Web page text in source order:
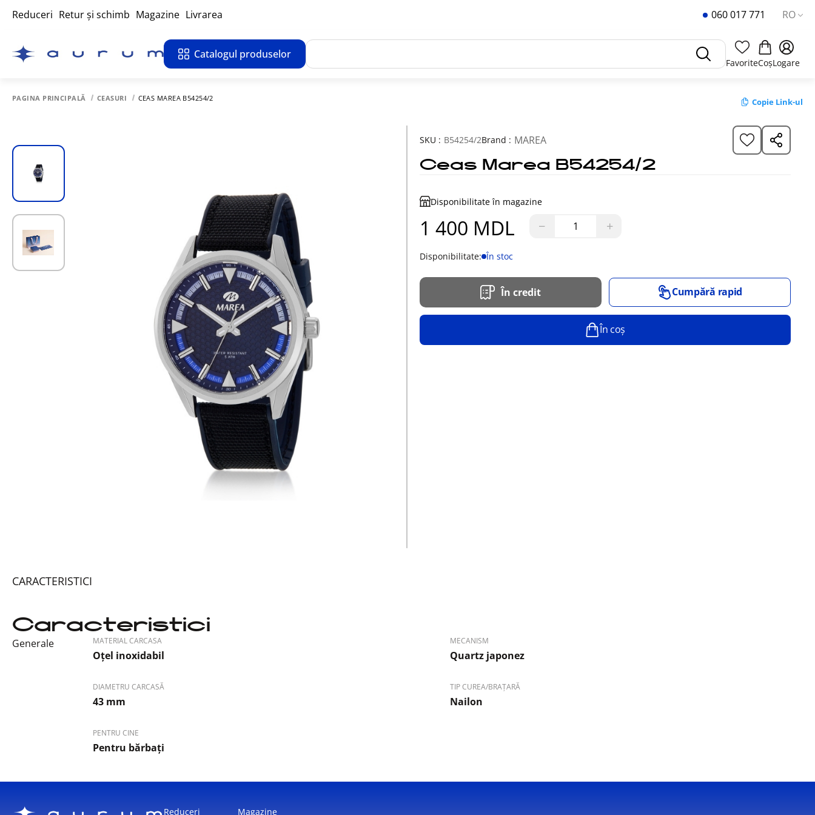
Reduceri Retur și schimb Magazine Livrarea 060 017 771 RO
Catalogul produselor
FavoriteCoșLogare
PAGINA PRINCIPALĂ CEASURI CEAS MAREA B54254/2 Copie Link-ul
SKU : B54254/2Brand : MAREA
Ceas Marea B54254/2
Disponibilitate în magazine
1 400 MDL − +
Disponibilitate: În stoc
În credit Cumpără rapid
În coș
CARACTERISTICI
Caracteristici
Generale MATERIAL CARCASA
Oțel inoxidabil
MECANISM
Quartz japonez
DIAMETRU CARCASĂ
43 mm
TIP CUREA/BRAȚARĂ
Nailon
PENTRU CINE
Pentru bărbați
Reduceri Magazine